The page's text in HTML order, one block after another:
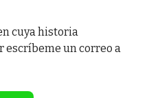
cuya historia
escríbeme un correo a